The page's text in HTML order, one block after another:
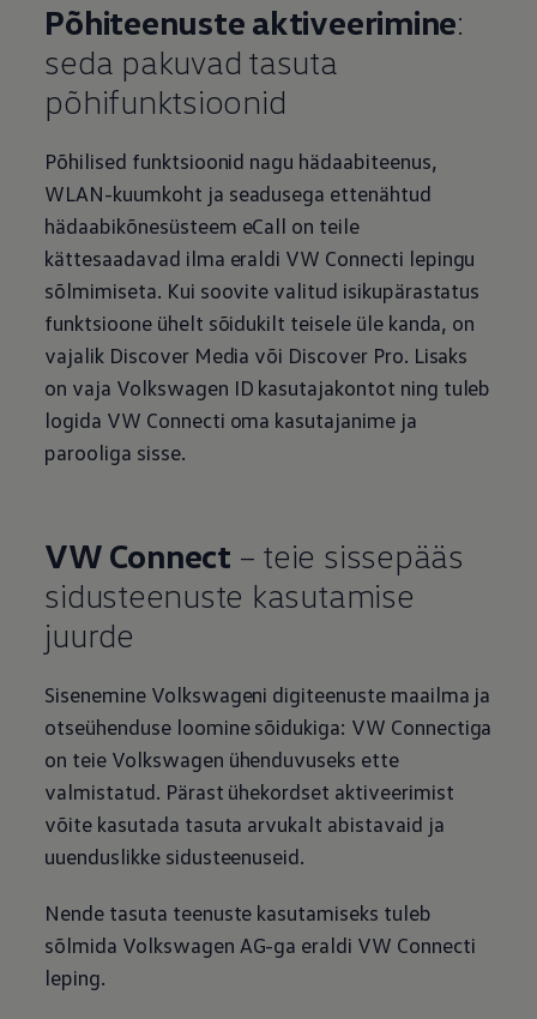
Põhiteenuste aktiveerimine:
seda pakuvad tasuta
põhifunktsioonid
Põhilised funktsioonid nagu hädaabiteenus,
WLAN-kuumkoht ja seadusega ettenähtud
hädaabikõnesüsteem eCall on teile
kättesaadavad ilma eraldi VW Connecti lepingu
sõlmimiseta. Kui soovite valitud isikupärastatus
funktsioone ühelt sõidukilt teisele üle kanda, on
vajalik Discover Media või Discover Pro. Lisaks
on vaja Volkswagen ID kasutajakontot ning tuleb
logida VW Connecti oma kasutajanime ja
parooliga sisse.
VW Connect – teie sissepääs
sidusteenuste kasutamise
juurde
Sisenemine Volkswageni digiteenuste maailma ja
otseühenduse loomine sõidukiga: VW Connectiga
on teie Volkswagen ühenduvuseks ette
valmistatud. Pärast ühekordset aktiveerimist
võite kasutada tasuta arvukalt abistavaid ja
uuenduslikke sidusteenuseid.
Nende tasuta teenuste kasutamiseks tuleb
sõlmida Volkswagen AG-ga eraldi VW Connecti
leping.